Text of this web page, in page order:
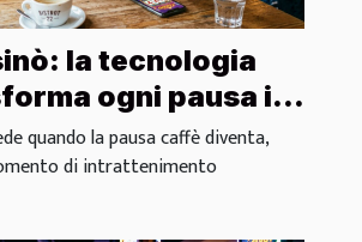
la tecnologia
ogni pausa in
quando la pausa caffè diventa,
di intrattenimento